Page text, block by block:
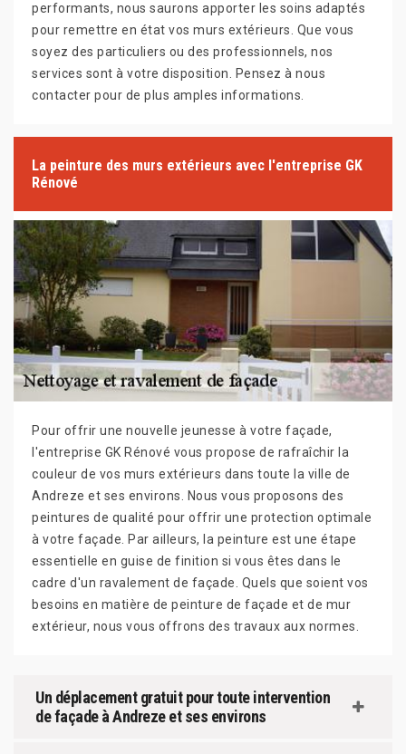
performants, nous saurons apporter les soins adaptés
pour remettre en état vos murs extérieurs. Que vous
soyez des particuliers ou des professionnels, nos
services sont à votre disposition. Pensez à nous
contacter pour de plus amples informations.
La peinture des murs extérieurs avec l'entreprise GK
Rénové
Pour offrir une nouvelle jeunesse à votre façade,
l'entreprise GK Rénové vous propose de rafraîchir la
couleur de vos murs extérieurs dans toute la ville de
Andreze et ses environs. Nous vous proposons des
peintures de qualité pour offrir une protection optimale
à votre façade. Par ailleurs, la peinture est une étape
essentielle en guise de finition si vous êtes dans le
cadre d'un ravalement de façade. Quels que soient vos
besoins en matière de peinture de façade et de mur
extérieur, nous vous offrons des travaux aux normes.
Un déplacement gratuit pour toute intervention
de façade à Andreze et ses environs